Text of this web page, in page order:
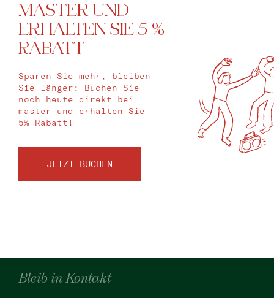
MASTER UND
ERHALTEN SIE 5 %
RABATT
Sparen Sie mehr, bleiben
Sie länger: Buchen Sie
noch heute direkt bei
master und erhalten Sie
5% Rabatt!
JETZT BUCHEN
Bleib in Kontakt